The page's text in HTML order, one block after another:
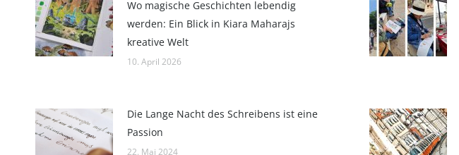
Wo magische Geschichten lebendig
werden: Ein Blick in Kiara Maharajs
kreative Welt
10. April 2026
Die Lange Nacht des Schreibens ist eine
Passion
22. Mai 2024